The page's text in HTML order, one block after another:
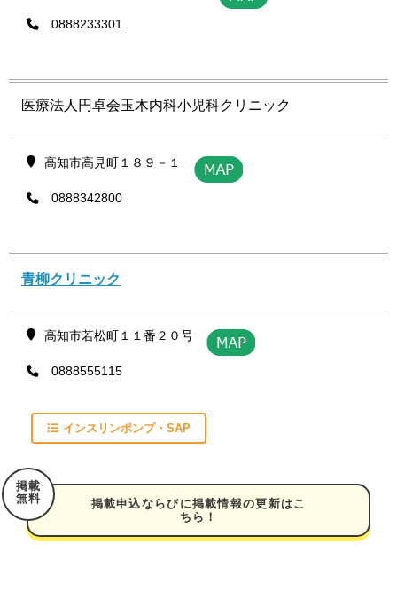
0888233301
医療法人円卓会玉木内科小児科クリニック
高知市高見町１８９－１
0888342800
青柳クリニック
高知市若松町１１番２０号
0888555115
インスリンポンプ・SAP
掲載
無料
掲載申込ならびに掲載情報の更新はこ
ちら！